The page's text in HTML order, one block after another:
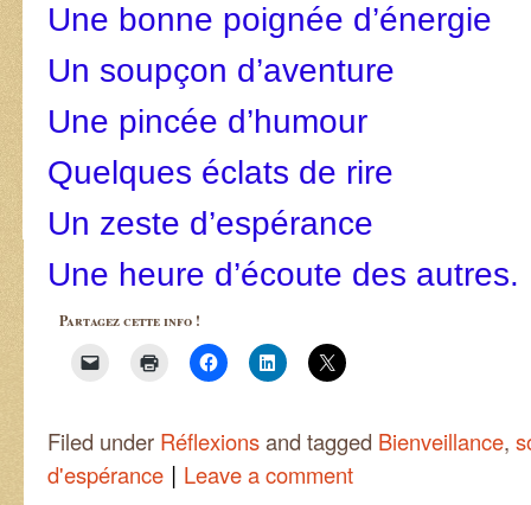
Une bonne poignée d’énergie
Un soupçon d’aventure
Une pincée d’humour
Quelques éclats de rire
Un zeste d’espérance
Une heure d’écoute des autres.
Partagez cette info !
Filed under Réflexionsand tagged Bienveillance,
d'espérance | Leave a comment